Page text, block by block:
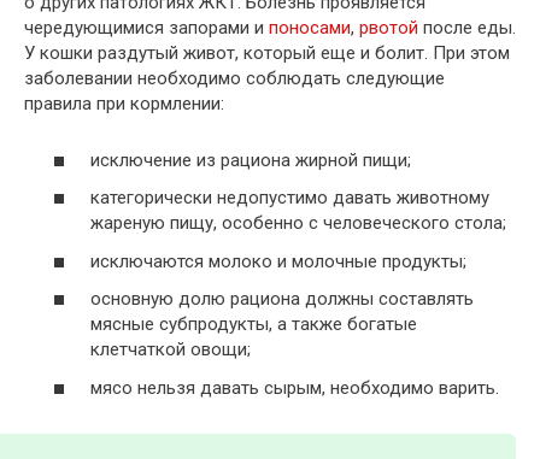
чередующимися запорами и поносами, рвотой после еды.
У кошки раздутый живот, который еще и болит. При этом
заболевании необходимо соблюдать следующие
правила при кормлении:
исключение из рациона жирной пищи;
категорически недопустимо давать животному
жареную пищу, особенно с человеческого стола;
исключаются молоко и молочные продукты;
основную долю рациона должны составлять
мясные субпродукты, а также богатые
клетчаткой овощи;
мясо нельзя давать сырым, необходимо варить.